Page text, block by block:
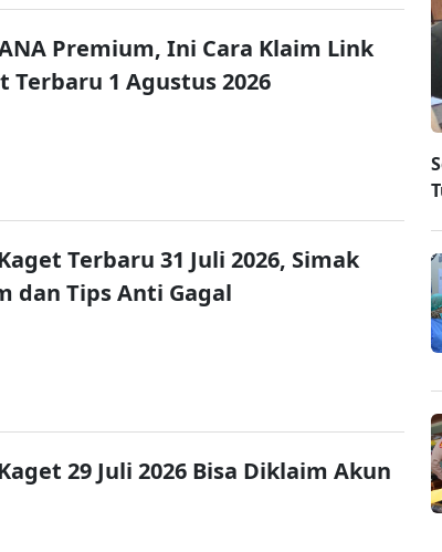
Premium, Ini Cara Klaim Link
Terbaru 1 Agustus 2026
Terbaru 31 Juli 2026, Simak
dan Tips Anti Gagal
29 Juli 2026 Bisa Diklaim Akun